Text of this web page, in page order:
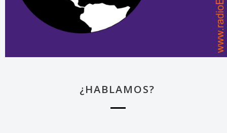
¿HABLAMOS?